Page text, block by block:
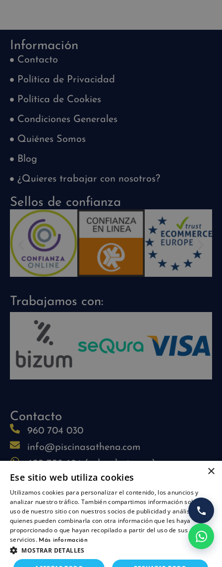
Información
Contacto
Política de Privacidad
Política de Cookies
Condiciones Generales
Quiénes Somos
Blog
¿Quieres trabajar con nosotros?
Sellos de confianza
Trabajamos con:
Contacto
960 704 030
info@piscinasathena.com
622 708 694 (solo whatsapp)
L-V: 09:30h-13:30h
L-J: 15:30h-17:30h
Síguenos
×
Ese sitio web utiliza cookies
Utilizamos cookies para personalizar el contenido, los anuncios y
analizar nuestro tráfico. También compartimos información sobre su
uso de nuestro sitio con nuestros socios de publicidad y análisis,
quienes pueden combinarla con otra información que les haya
proporcionado o que hayan recopilado a partir del uso de sus
servicios. Más información
MOSTRAR DETALLES